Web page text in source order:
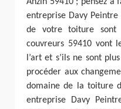
Anzin 59410 ; pensez à
entreprise Davy
de votre toiture sont
couvreurs 59410 vont
l’art et s’ils ne sont
procéder aux
domaine de la toiture
entreprise Davy